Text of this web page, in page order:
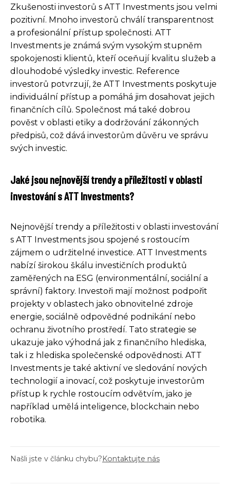
Zkušenosti investorů s ATT Investments jsou velmi
pozitivní. Mnoho investorů chválí transparentnost
a profesionální přístup společnosti. ATT
Investments je známá svým vysokým stupněm
spokojenosti klientů, kteří oceňují kvalitu služeb a
dlouhodobé výsledky investic. Reference
investorů potvrzují, že ATT Investments poskytuje
individuální přístup a pomáhá jim dosahovat jejich
finančních cílů. Společnost má také dobrou
pověst v oblasti etiky a dodržování zákonných
předpisů, což dává investorům důvěru ve správu
svých investic.
Jaké jsou nejnovější trendy a příležitosti v oblasti
investování s ATT Investments?
Nejnovější trendy a příležitosti v oblasti investování
s ATT Investments jsou spojené s rostoucím
zájmem o udržitelné investice. ATT Investments
nabízí širokou škálu investičních produktů
zaměřených na ESG (environmentální, sociální a
správní) faktory. Investoři mají možnost podpořit
projekty v oblastech jako obnovitelné zdroje
energie, sociálně odpovědné podnikání nebo
ochranu životního prostředí. Tato strategie se
ukazuje jako výhodná jak z finančního hlediska,
tak i z hlediska společenské odpovědnosti. ATT
Investments je také aktivní ve sledování nových
technologií a inovací, což poskytuje investorům
přístup k rychle rostoucím odvětvím, jako je
například umělá inteligence, blockchain nebo
robotika.
Našli jste v článku chybu?Kontaktujte nás